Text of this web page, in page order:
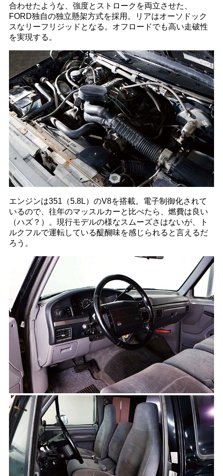
合わせたような、強度とストロークを両立させた、
FORD独自の独立懸架方式を採用。リアはオーソドック
スなリーフリジッドとなる。オフロードでも高い走破性
を実現する。
エンジンは351（5.8L）のV8を搭載。電子制御化されて
いるので、往年のマッスルカーと比べたら、燃費は良い
（ハズ？）。現行モデルの様なスムーズさはないが、ト
ルクフルで運転している醍醐味を感じられると言えるだ
ろう。